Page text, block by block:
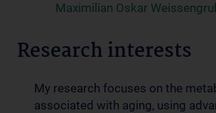
Maximilian Oskar
Research interests
My research focuses on the
associated with aging, using